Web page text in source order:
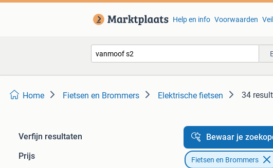
Help en info Voorwaarden
Home Fietsen en Brommers Elektrische fietsen 34
Verfijn resultaten
Prijs
Bewaar je
Fietsen en Brommers